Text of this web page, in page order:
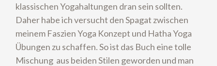
klassischen Yogahaltungen dran sein sollten.
Daher habe ich versucht den Spagat zwischen
meinem Faszien Yoga Konzept und Hatha Yoga
Übungen zu schaffen. So ist das Buch eine tolle
Mischung aus beiden Stilen geworden und man